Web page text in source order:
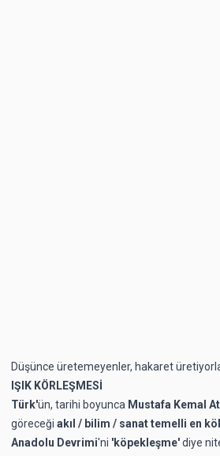
Düşünce üretemeyenler, hakaret
IŞIK KÖRLEŞMESİ
Türk'ün, tarihi boyunca Mustafa Kemal
göreceği akıl / bilim / sanattemelli en
Anadolu Devrimi'ni 'köpekleşme'diye